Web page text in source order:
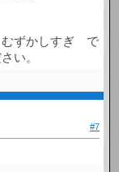
ずかしすぎ で
い。
#7